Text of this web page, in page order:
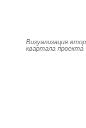
Визуализация
квартала